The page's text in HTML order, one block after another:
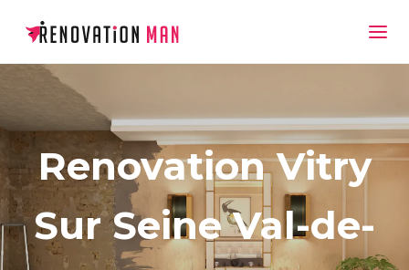
Renovation Vitry
Sur Seine Val-de-